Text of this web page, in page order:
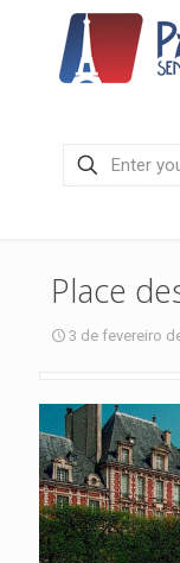
Place
3 de fevereiro